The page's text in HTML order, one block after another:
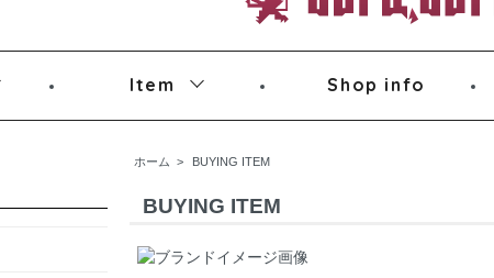
Item Shop info
ホーム > BUYING ITEM
BUYING ITEM